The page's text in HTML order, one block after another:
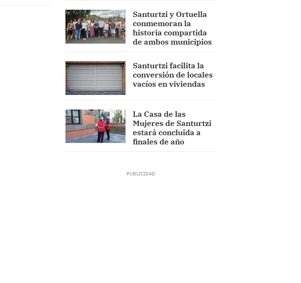
Santurtzi y Ortuella
conmemoran la
historia compartida
de ambos municipios
Santurtzi facilita la
conversión de locales
vacíos en viviendas
La Casa de las
Mujeres de Santurtzi
estará concluida a
finales de año